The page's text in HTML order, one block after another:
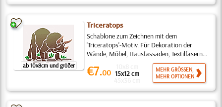
ab 10x8cm und größer
Triceratops
Schablone zum Zeichnen mit dem
'Triceratops'-Motiv. Für Dekoration der
Wände, Möbel, Hausfassaden, Textilfasern...
€7.00 15x12 cm
MEHR GRÖSSEN,
MEHR OPTIONEN